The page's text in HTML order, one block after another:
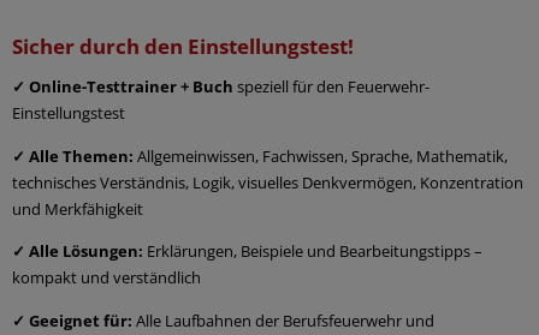
Sicher durch den Einstellungstest!
✓ Online-Testtrainer + Buchspeziell für den Feuerwehr-
Einstellungstest
✓ Alle Themen:Allgemeinwissen, Fachwissen, Sprache, Mathematik,
technisches Verständnis, Logik, visuelles Denkvermögen, Konzentration
und Merkfähigkeit
✓ Alle Lösungen: Erklärungen, Beispiele und Bearbeitungstipps –
kompakt und verständlich
✓ Geeignet für:Alle Laufbahnen der Berufsfeuerwehr und